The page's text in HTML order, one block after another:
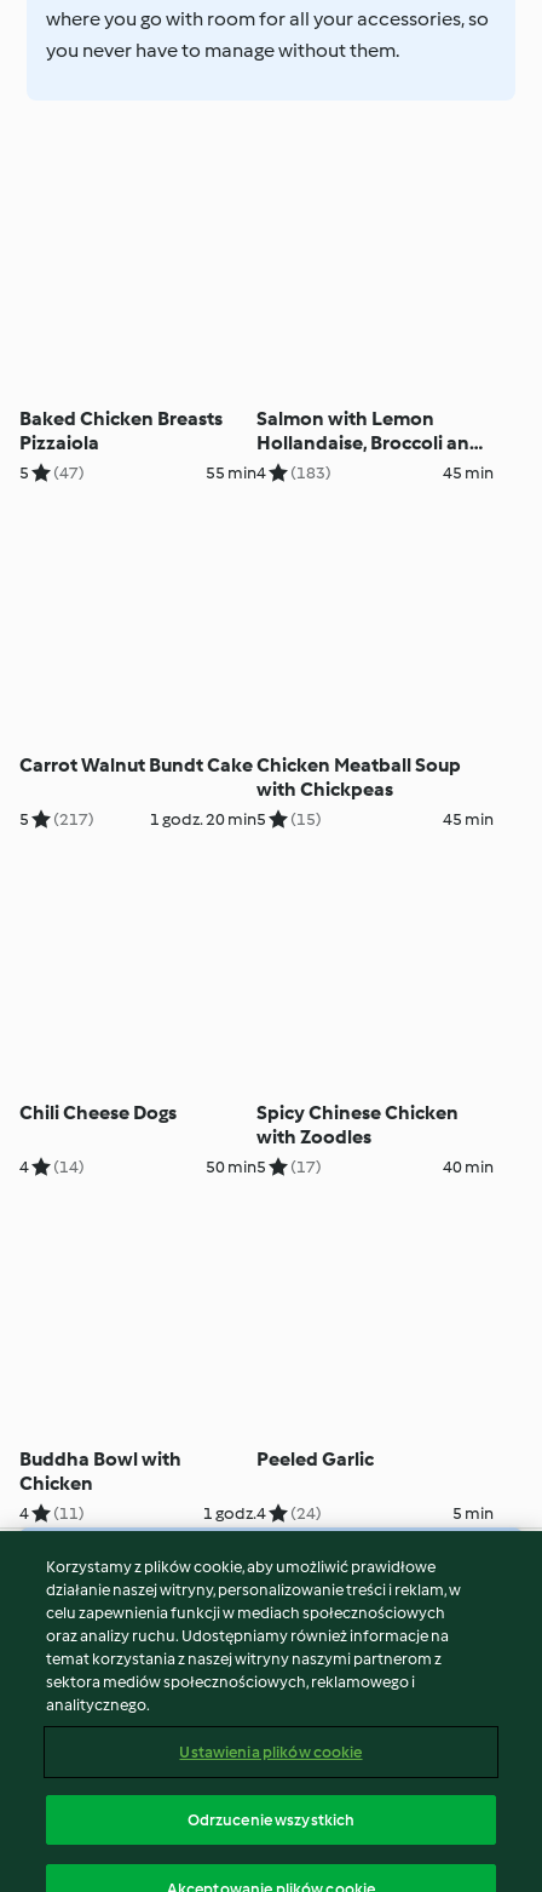
where you go with room for all your accessories, so
you never have to manage without them.
Baked Chicken Breasts
Pizzaiola
5 (47) 55 min
Salmon with Lemon
Hollandaise, Broccoli and
Rice
4 (183) 45 min
Carrot Walnut Bundt Cake
5 (217) 1 godz. 20 min
Chicken Meatball Soup
with Chickpeas
5 (15) 45 min
Chili Cheese Dogs
4 (14) 50 min
Spicy Chinese Chicken
with Zoodles
5 (17) 40 min
Buddha Bowl with
Chicken
4 (11) 1 godz.
Peeled Garlic
4 (24) 5 min
© Copyright 2026
Warunki korzystania
Polityka prywatności
Disclaimer
Znak wydawcy
Zgłoś treść
Oświadczenie o dostępności
Korzystamy z plików cookie, aby umożliwić prawidłowe
działanie naszej witryny, personalizowanie treści i reklam, w
celu zapewnienia funkcji w mediach społecznościowych
oraz analizy ruchu. Udostępniamy również informacje na
temat korzystania z naszej witryny naszymi partnerom z
sektora mediów społecznościowych, reklamowego i
analitycznego.
Ustawienia plików cookie
Odrzucenie wszystkich